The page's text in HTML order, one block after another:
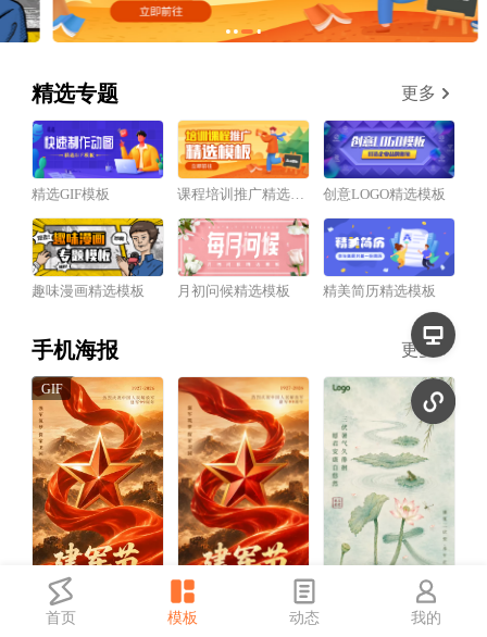
精选专题 更多
精选GIF模板 课程培训推广精选模板 创意LOGO精选模板
趣味漫画精选模板 月初问候精选模板 精美简历精选模板
手机海报 更多
红金风建军节祝福宣传手机海报 中国风三伏天祝福宣传手机海报
首页 模板 动态 我的